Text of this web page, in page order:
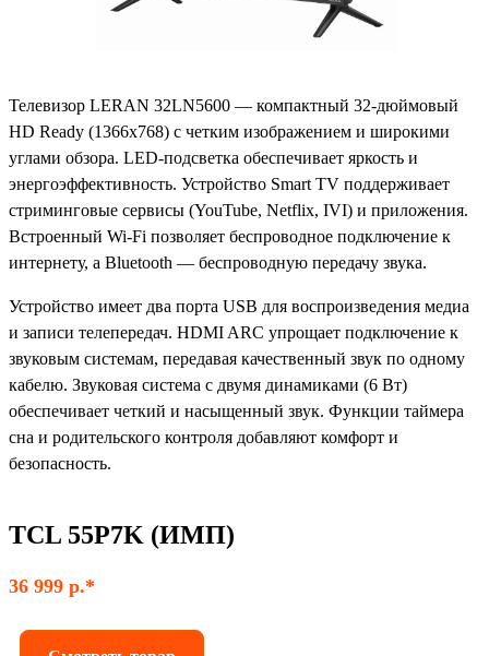
Телевизор LERAN 32LN5600 — компактный 32-дюймовый
HD Ready (1366x768) с четким изображением и широкими
углами обзора. LED-подсветка обеспечивает яркость и
энергоэффективность. Устройство Smart TV поддерживает
стриминговые сервисы (YouTube, Netflix, IVI) и приложения.
Встроенный Wi-Fi позволяет беспроводное подключение к
интернету, а Bluetooth — беспроводную передачу звука.
Устройство имеет два порта USB для воспроизведения медиа
и записи телепередач. HDMI ARC упрощает подключение к
звуковым системам, передавая качественный звук по одному
кабелю. Звуковая система с двумя динамиками (6 Вт)
обеспечивает четкий и насыщенный звук. Функции таймера
сна и родительского контроля добавляют комфорт и
безопасность.
TCL 55P7K (ИМП)
36 999 р.*